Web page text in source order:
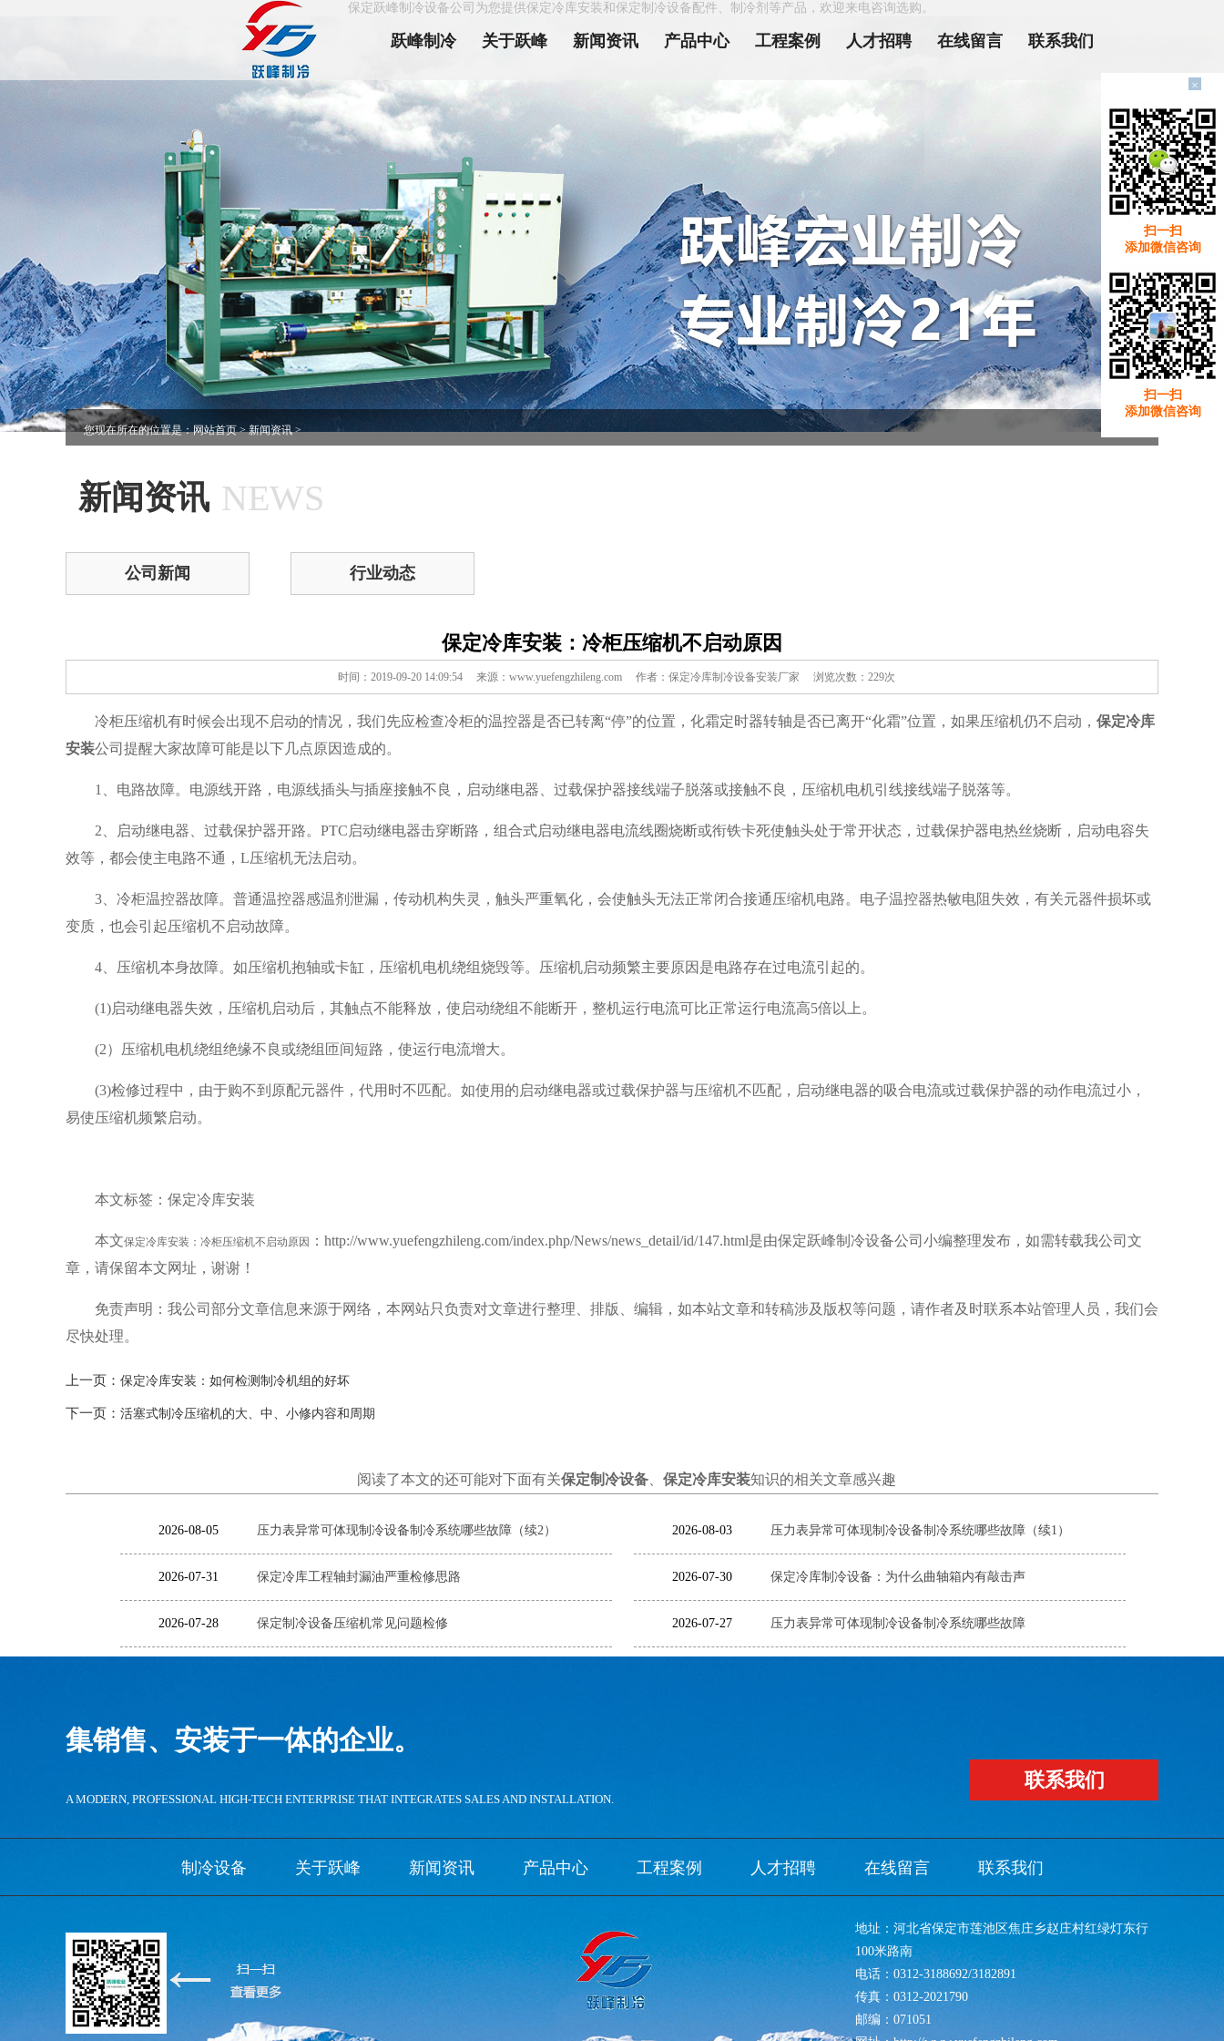
保定跃峰制冷设备公司为您提供保定冷库安装和保定制冷设备配件、制冷剂等产品，欢迎来电咨询选购。
跃峰制冷 关于跃峰 新闻资讯 产品中心 工程案例 人才招聘 在线留言 联系我们
×
扫一扫
添加微信咨询
扫一扫
添加微信咨询
您现在所在的位置是：网站首页>新闻资讯>
新闻资讯 NEWS
公司新闻 行业动态
保定冷库安装：冷柜压缩机不启动原因
时间：2019-09-20 14:09:54 来源：www.yuefengzhileng.com 作者：保定冷库制冷设备安装厂家 浏览次数：229次
冷柜压缩机有时候会出现不启动的情况，我们先应检查冷柜的温控器是否已转离“停”的位置，化霜定时器转轴是否已离开“化霜”位置，如果压缩机仍不启动， 保定冷库
安装公司提醒大家故障可能是以下几点原因造成的。
1、电路故障。电源线开路，电源线插头与插座接触不良，启动继电器、过载保护器接线端子脱落或接触不良，压缩机电机引线接线端子脱落等。
2、启动继电器、过载保护器开路。PTC启动继电器击穿断路，组合式启动继电器电流线圈烧断或衔铁卡死使触头处于常开状态，过载保护器电热丝烧断，启动电容失
效等，都会使主电路不通，L压缩机无法启动。
3、冷柜温控器故障。普通温控器感温剂泄漏，传动机构失灵，触头严重氧化，会使触头无法正常闭合接通压缩机电路。电子温控器热敏电阻失效，有关元器件损坏或
变质，也会引起压缩机不启动故障。
4、压缩机本身故障。如压缩机抱轴或卡缸，压缩机电机绕组烧毁等。压缩机启动频繁主要原因是电路存在过电流引起的。
(1)启动继电器失效，压缩机启动后，其触点不能释放，使启动绕组不能断开，整机运行电流可比正常运行电流高5倍以上。
(2）压缩机电机绕组绝缘不良或绕组匝间短路，使运行电流增大。
(3)检修过程中，由于购不到原配元器件，代用时不匹配。如使用的启动继电器或过载保护器与压缩机不匹配，启动继电器的吸合电流或过载保护器的动作电流过小，
易使压缩机频繁启动。
本文标签：保定冷库安装
本文保定冷库安装：冷柜压缩机不启动原因
：http://www.yuefengzhileng.com/index.php/News/news_detail/id/147.html是由保定跃峰制冷设备公司小编整理发布，如需转载我公司文
章，请保留本文网址，谢谢！
免责声明：我公司部分文章信息来源于网络，本网站只负责对文章进行整理、排版、编辑，如本站文章和转稿涉及版权等问题，请作者及时联系本站管理人员，我们会
尽快处理。
上一页： 保定冷库安装：如何检测制冷机组的好坏
下一页： 活塞式制冷压缩机的大、中、小修内容和周期
阅读了本文的还可能对下面有关保定制冷设备 保定冷库安装知识的相关文章感兴趣
2026-08-05 压力表异常可体现制冷设备制冷系统哪些故障（续2） 2026-08-03 压力表异常可体现制冷设备制冷系统哪些故障（续1）
2026-07-31 保定冷库工程轴封漏油严重检修思路 2026-07-30 保定冷库制冷设备：为什么曲轴箱内有敲击声
2026-07-28 保定制冷设备压缩机常见问题检修 2026-07-27 压力表异常可体现制冷设备制冷系统哪些故障
集销售、安装于一体的企业。
A MODERN, PROFESSIONAL HIGH-TECH ENTERPRISE THAT INTEGRATES SALES AND INSTALLATION.
联系我们
制冷设备 关于跃峰 新闻资讯 产品中心 工程案例 人才招聘 在线留言 联系我们
地址：河北省保定市莲池区焦庄乡赵庄村红绿灯东行
100米路南
电话：0312-3188692/3182891
传真：0312-2021790
邮编：071051